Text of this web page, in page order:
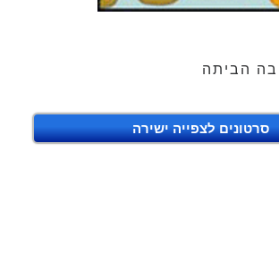
הביתה
סרטונים לצפייה ישירה